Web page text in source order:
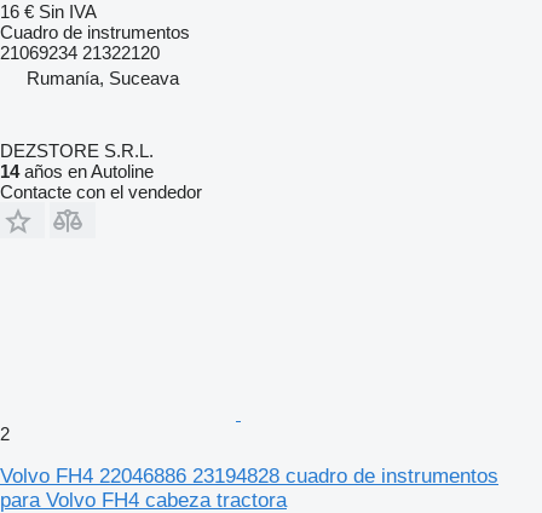
16 € Sin IVA
Cuadro de instrumentos
21069234 21322120
Rumanía, Suceava
DEZSTORE S.R.L.
14años en Autoline
Contacte con el vendedor
2
Volvo FH4 22046886 23194828 cuadro de instrumentos
para Volvo FH4 cabeza tractora